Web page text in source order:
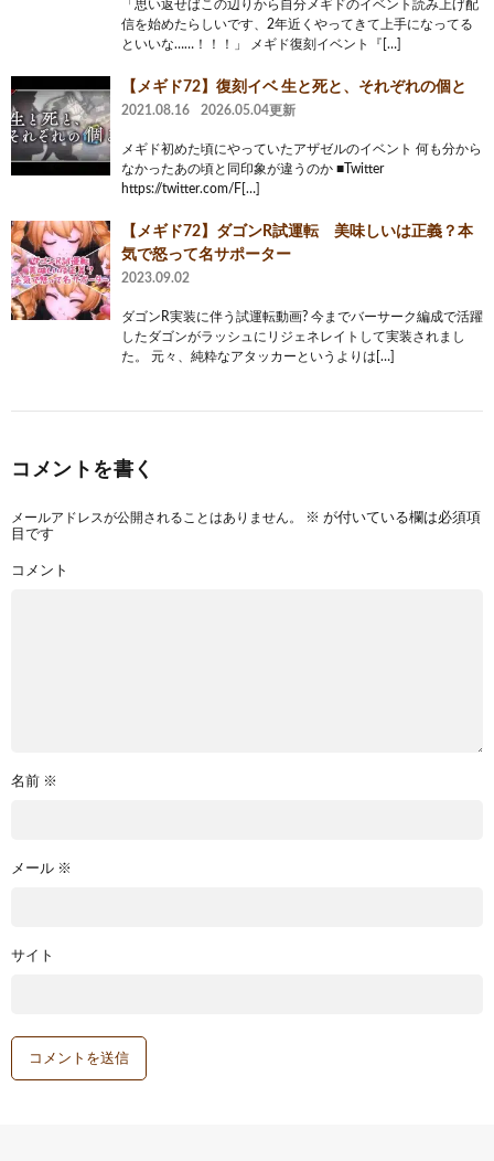
「思い返せばこの辺りから自分メギドのイベント読み上げ配
信を始めたらしいです、2年近くやってきて上手になってる
といいな……！！！」 メギド復刻イベント『[…]
【メギド72】復刻イベ 生と死と、それぞれの個と
2021.08.16 2026.05.04更新
メギド初めた頃にやっていたアザゼルのイベント 何も分から
なかったあの頃と同印象が違うのか ■Twitter
https://twitter.com/F[…]
【メギド72】ダゴンR試運転 美味しいは正義？本
気で怒って名サポーター
2023.09.02
ダゴンR実装に伴う試運転動画? 今までバーサーク編成で活躍
したダゴンがラッシュにリジェネレイトして実装されまし
た。 元々、純粋なアタッカーというよりは[…]
コメントを書く
メールアドレスが公開されることはありません。 ※ が付いている欄は必須項
目です
コメント
名前 ※
メール ※
サイト